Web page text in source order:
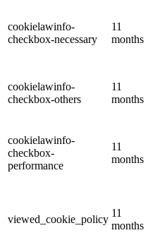
cookielawinfo-
checkbox-necessary
11
months
cookielawinfo-
checkbox-others
11
months
cookielawinfo-
checkbox-
performance
11
months
viewed_cookie_policy
11
months